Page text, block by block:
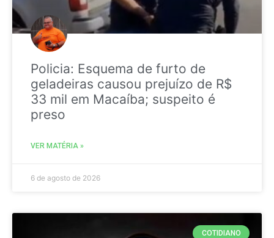
Policia: Esquema de furto de
geladeiras causou prejuízo de R$
33 mil em Macaíba; suspeito é
preso
VER MATÉRIA »
6 de agosto de 2026
COTIDIANO